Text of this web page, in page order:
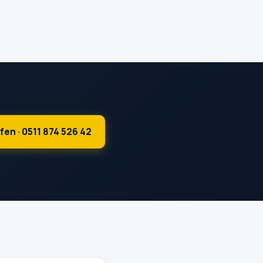
· 0511 874 526 42